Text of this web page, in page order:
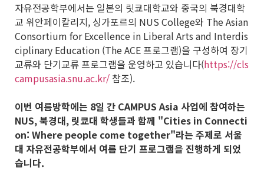
자유전공학부에서는 일본의 릿쿄대학교와 중국의 북경대학
교 위안페이칼리지, 싱가포르의 NUS College와 The Asian
Consortium for Excellence in Liberal Arts and Interdis
ciplinary Education (The ACE 프로그램)을 구성하여 장기
교류와 단기교류 프로그램을 운영하고 있습니다(https://cls
campusasia.snu.ac.kr/ 참조).
이번 여름방학에는 8일 간 CAMPUS Asia 사업에 참여하는
NUS, 북경대, 릿쿄대 학생들과 함께 "Cities in Connecti
on: Where people come together"라는 주제로 서울
대 자유전공학부에서 여름 단기 프로그램을 진행하게 되었
습니다.